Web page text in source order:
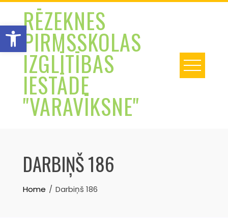
Open toolbar
Skip
contentRĒZEKNES
PIRMSSKOLAS
IZGLĪTĪBAS
IESTĀDE
"VARAVĪKSNE"
DARBIŅŠ 186
Home Darbiņš 186